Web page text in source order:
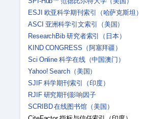
ESJI 欧亚科学期刊索引（哈萨克斯坦）
ASCI 亚洲科学引文索引（美国）
ResearchBib 研究者索引（日本）
KIND CONGRESS（阿塞拜疆）
Sci Online 科学在线（中国澳门）
Yahoo! Search（美国）
SJIF 科学期刊索引（印度）
RJIF 研究期刊影响因子
SCRIBD 在线图书馆（美国）